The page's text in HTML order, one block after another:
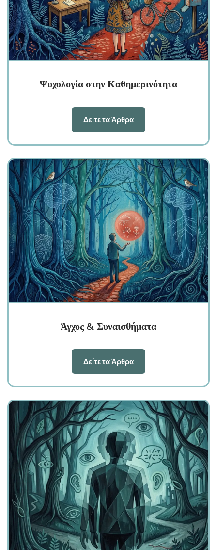
Ψυχολογία στην Καθημερινότητα
Δείτε τα Άρθρα
Άγχος & Συναισθήματα
Δείτε τα Άρθρα